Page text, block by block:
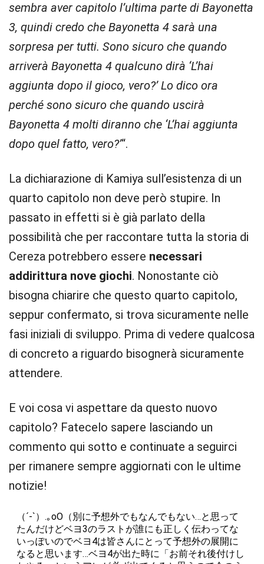
sembra aver capitolo l’ultima parte di Bayonetta
3, quindi credo che Bayonetta 4 sarà una
sorpresa per tutti. Sono sicuro che quando
arriverà Bayonetta 4 qualcuno dirà ‘L’hai
aggiunta dopo il gioco, vero?’ Lo dico ora
perché sono sicuro che quando uscirà
Bayonetta 4 molti diranno che ‘L’hai aggiunta
dopo quel fatto, vero?’“.
La dichiarazione di Kamiya sull’esistenza di un
quarto capitolo non deve però stupire. In
passato in effetti si è già parlato della
possibilità che per raccontare tutta la storia di
Cereza potrebbero essere necessari
addirittura nove giochi. Nonostante ciò
bisogna chiarire che questo quarto capitolo,
seppur confermato, si trova sicuramente nelle
fasi iniziali di sviluppo. Prima di vedere qualcosa
di concreto a riguardo bisognerà sicuramente
attendere.
E voi cosa vi aspettare da questo nuovo
capitolo? Fatecelo sapere lasciando un
commento qui sotto e continuate a seguirci
per rimanere sempre aggiornati con le ultime
notizie!
（´-`）.｡oO（別に予想外でもなんでもない…と思って
たんだけどベヨ3のラストが誰にも正しく伝わってな
いっぽいのでベヨ4は皆さんにとって予想外の展開に
なると思います…ベヨ4が出た時に「お前それ後付けし